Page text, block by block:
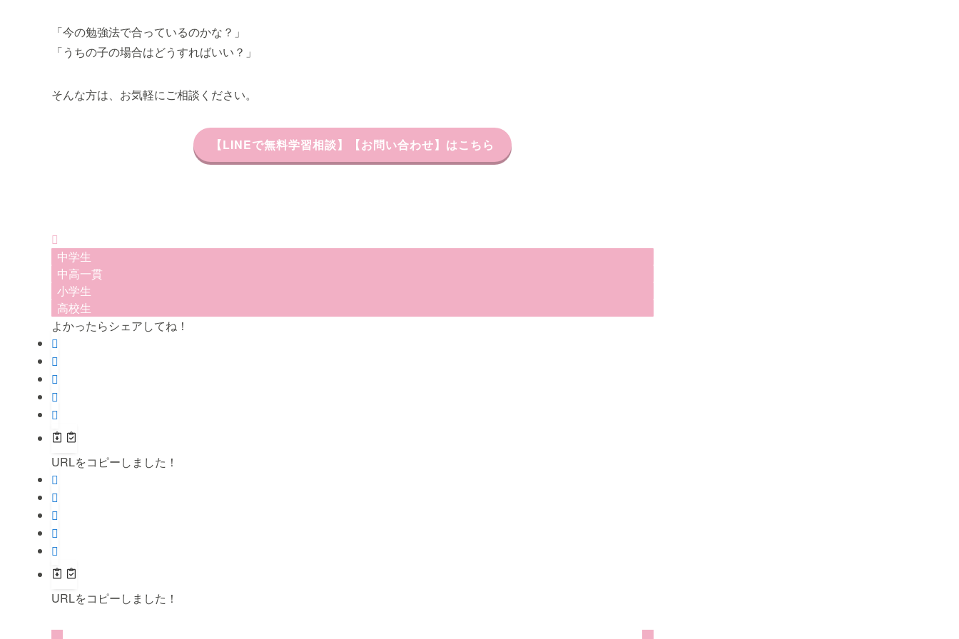
「今の勉強法で合っているのかな？」
「うちの子の場合はどうすればいい？」
そんな方は、お気軽にご相談ください。
【LINEで無料学習相談】【お問い合わせ】はこちら
中学生
中高一貫
小学生
高校生
よかったらシェアしてね！
URLをコピーしました！
URLをコピーしました！